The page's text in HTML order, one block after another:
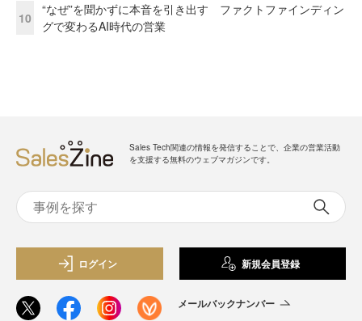
10
“なぜ”を聞かずに本音を引き出す ファクトファインディン
グで変わるAI時代の営業
Sales Tech関連の情報を発信することで、企業の営業活動
を支援する無料のウェブマガジンです。
ログイン 新規会員登録
メールバックナンバー